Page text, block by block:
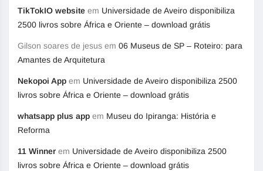
TikTokIO website em Universidade de Aveiro disponibiliza
2500 livros sobre África e Oriente – download grátis
Gilson soares de jesus em 06 Museus de SP – Roteiro: para
Amantes de Arquitetura
Nekopoi App em Universidade de Aveiro disponibiliza 2500
livros sobre África e Oriente – download grátis
whatsapp plus app em Museu do Ipiranga: História e
Reforma
11 Winner em Universidade de Aveiro disponibiliza 2500
livros sobre África e Oriente – download grátis